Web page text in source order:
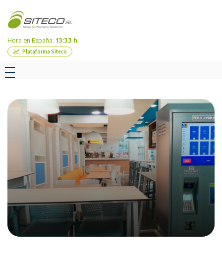
Hora en España: 13:33 h.
Plataforma Siteco